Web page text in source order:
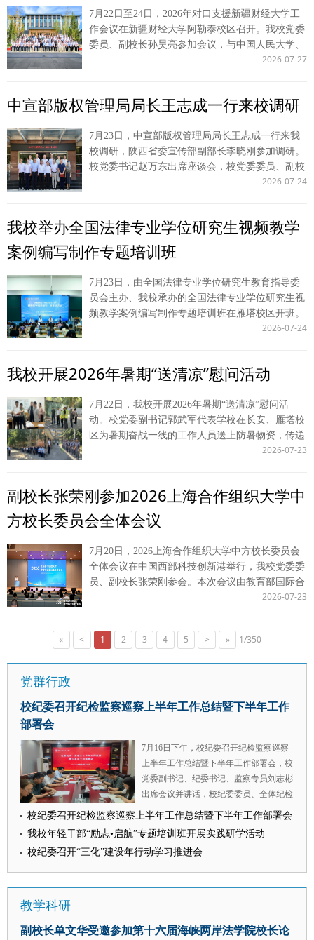
选、精细打磨参赛成果，一批立足现实议题、回应发展需求的创新成
果脱颖而出。本次赛事斩获佳绩，充分展现我校研究生锐意进取的科
研风貌、扎实专业素养与突出创新潜力，彰显高层次人才培养成效，
持续赋能研究生教育内涵式高质量发展。 （供稿：研究生院 撰稿：
王姝琪 审核：陈玺）
实习带教工作的情况介绍，到大鹏海关、盐田国际
集装箱码头有限公司等地调研了解口岸监管、反走
私综合治理情况。公安学院党委书记上官亚敏等参
加有关活动。 （供稿：公安学院 撰稿：胡翔 审
治研究、期刊平台协同创新等交流建设思路。 27
日上午，张荣刚带队先后走访自治区司法厅、自治
区高级人民法院。 在自治区司法厅，厅党委委
员、副厅长张生及各处室负责人与调研组座谈，围
院党组书记、院长杨宗仁会见张荣刚一行，副院长
苏利军及各部门负责人参会，双方就联合培训、科
研资源共享、学生实习实训等开展交流，达成初步
合作意向。 27日下午，张荣刚带队赴自治区公安
厅座谈，我校94级校友、内蒙古警察学院院长李永
林全程参加本次座谈。公安厅政治部二级巡视员张
难案件法律支撑等充分交流。 随后，张荣刚、常
安一行赴自治区人民检察院开展对接，副检察长孙
庆杰及相关部室负责人参会。双方围绕公益诉讼、
法治人才培养共商合作举措，张荣刚和孙庆杰代表
双方单位签署检校战略合作协议。 在呼市调研期
间，张荣刚、常安陪同校党委书记赵万东参加内蒙
古校友会换届暨学习交流会，赴内蒙古警察学院调
友工作处、期刊社、经济法学院（知识产权学
与对应调研活动。 （供稿：国内合作与校友工作
处 撰稿：周建利 审核：刘霖杰）
了学校办学历史和学科专业特色，对无锡市公安局
支持学校人才培养工作表示感谢。他指出，本次合
作立足法治人才协同培养，依托学校深厚的办学积
淀与公安专业特色，结合无锡公安过硬的实战能力
赋能、深度融合，助力法治公安与平安中国建设。
谭永生副市长介绍了无锡城市发展概况、全市公安
整体工作成效，展示了市局实习实训工作的做法与
成效，并从教师教官互派、协同培育法治人才、常
态化学术实务交流等方面，对双方后续深度合作前
景作出展望。 签约仪式前，郭武军一行参观了无
制。 （供稿：公安学院 撰稿：胡翔 审核：上官亚
敏）
7月22日至24日，2026年对口支援新疆财经大学工
作会议在新疆财经大学阿勒泰校区召开。我校党委
委员、副校长孙昊亮参加会议，与中国人民大学、
中央财经大学、中南财经政法大学等二十余所对口
疆高校发展研讨会上，孙昊亮介绍了我校财经类专
财经大学、上海财经大学、西南财经大学等院校的
代表，围绕人工智能时代的学科专业重构、“新财
经”复合型人才培养、数字化科教平台共建等议题
展开了深入交流。 我校作为对口支援协作高校，
契机，在专业建设、人才培养、科研合作、服务地
方等方面积极作为，为教育援疆、文化润疆贡献西
法大力量。 （供稿：教务处 撰稿：李振林 审核：
董玮）
2026-07-27
中宣部版权管理局局长王志成一行来校调研
7月23日，中宣部版权管理局局长王志成一行来我
校调研，陕西省委宣传部副部长李晓刚参加调研。
校党委书记赵万东出席座谈会，校党委委员、副校
长马朝琦主持会议。 赵万东代表学校对王志成一
知识产权理论研究与成果转化方面开展了大量卓有
成效的工作。筹建版权学术研究平台，是学校回应
数字时代版权治理新挑战、服务文化数字化战略的
重要举措，将进一步整合学科资源，打造集理论研
究、人才培养、智库服务于一体的高端平台，为我
国版权事业高质量发展贡献“西法大力量”。 王志成
对我校红色办学底色、知识产权学科积淀、版权学
求，明确要紧扣习近平文化思想，聚焦人工智能、
数字文创等新兴领域版权治理，夯实理论研究、人
才培育、社会服务三大核心职能，持续深化部校合
作，加强政产学研协同，立足西北区位优势打造特
色版权智库，助力健全现代化版权治理体系。 会
前，王志成一行观看了我校知识产权学科建设成果
管理局、陕西省委宣传部相关处室负责人；学校党
政办公室负责人，经济法学院（知识产权学院）领
导班子及学科骨干教师参加座谈。 （供稿：经济
2026-07-24
我校举办全国法律专业学位研究生视频教学
案例编写制作专题培训班
7月23日，由全国法律专业学位研究生教育指导委
员会主办、我校承办的全国法律专业学位研究生视
频教学案例编写制作专题培训班在雁塔校区开班。
我校副校长、法治学院 法律硕士教育学院院长
责人出席开班仪式。开班仪式由法律教指委副秘书
代表学校对全体参训人员表示热烈欢迎，介绍了学
校红色办学根基、法学学科建设成果与特色实践育
人模式。他表示，本次培训贴合法律硕士“重实
践、强应用”的培养核心，打通理论教学与实务运
法硕培养单位搭建了高效的交流协作平台。结合培
训目标，他分享三点思考，与在场学员共勉：一是
要深耕精品视频案例创作，深入司法实务一线挖掘
教学素材，打造标杆案例成果；二是推进校际协同
育人，将视频案例教学融入法硕培养全过程；三是
加强经验互通，携手搭建全国法硕视频案例资源
库，推动法律专业学位研究生教育高质量发展。
加培训，线上近400人参训。参训人员主要为各高
法类院校、行业特色高校。 （供稿：研究生院 撰
稿：李彧嘉 审核：陈玺）
2026-07-24
我校开展2026年暑期“送清凉”慰问活动
7月22日，我校开展2026年暑期“送清凉”慰问活
动。校党委副书记郭武军代表学校在长安、雁塔校
区为暑期奋战一线的工作人员送上防暑物资，传递
学校暖心关怀。 走访过程中，郭武军深入各个工
时段务必合理调整工作节奏，做好防暑防护，兼顾
工作开展与自身身体健康。 他勉励全体一线工作
人员，要持续以严谨细致、务实高效的工作标准，
扎实推进暑期校园安全管理、后勤保障服务、校园
基建施工、新生招生录取等重点工作，保障暑期全
校各项工作平稳落地、有序运转，为秋季新学期各
项事业高质量开展筑牢根基。 校工会、招生就业
惠于 审核：戴鲲）
2026-07-23
副校长张荣刚参加2026上海合作组织大学中
方校长委员会全体会议
7月20日，2026上海合作组织大学中方校长委员会
全体会议在中国西部科技创新港举行，我校党委委
员、副校长张荣刚参会。本次会议由教育部国际合
作与交流司指导，上海合作组织大学中方校长办公
上合组织大学中方校长委员会全体成员及中方项目
院校代表参会。 会上，张荣刚代表学校领取了上
法类高校在涉外法治研究领域的特色优势、推动上
员会及专家委员会名单等运行机制事项，正式启动
上合高等教育研究智库项目，并就建立中方校办常
态化议事机制、搭建中方资源整合平台等重点工作
作出部署。 我校作为上合组织大学、上合组织法
律大学联盟及丝绸之路大学联盟等成员高校，牵头
成立中国—中亚法律查明与研究中心，在哈萨克斯
坦设立“一带一路”营商环境服务发展中国中心，在
涉外法治人才联合培养、区域法律制度研究等领域
形成鲜明特色。学校将以此次受聘为契机，切实履
行委员职责，在法治合作平台搭建、智库成果产
力量。 （供稿：国际交流与合作处 撰稿：王梦琳
2026-07-23
« < 1 2 3 4 5 > » 1/350
党群行政
校纪委召开纪检监察巡察上半年工作总结暨下半年工作
部署会
7月16日下午，校纪委召开纪检监察巡察
上半年工作总结暨下半年工作部署会，校
党委副书记、纪委书记、监察专员刘志彬
出席会议并讲话，校纪委委员、全体纪检
监察巡察干部参加会议。 会议深入学习
系列篇目《坚持党中央集中统一领导》
和“纪检监察工作规范化法治化正规化建
设年”行动领导小组办公室工作提示函。
校纪委副书记、综合室主任杨华，校党委
作和下半年工作计划。 会议指出，在省
校纪委召开纪检监察巡察上半年工作总结暨下半年工作部署会
我校年轻干部“励志•启航”专题培训班开展实践研学活动
校纪委召开“三化”建设年行动学习推进会
教学科研
副校长单文华受邀参加第十六届海峡两岸法学院校长论